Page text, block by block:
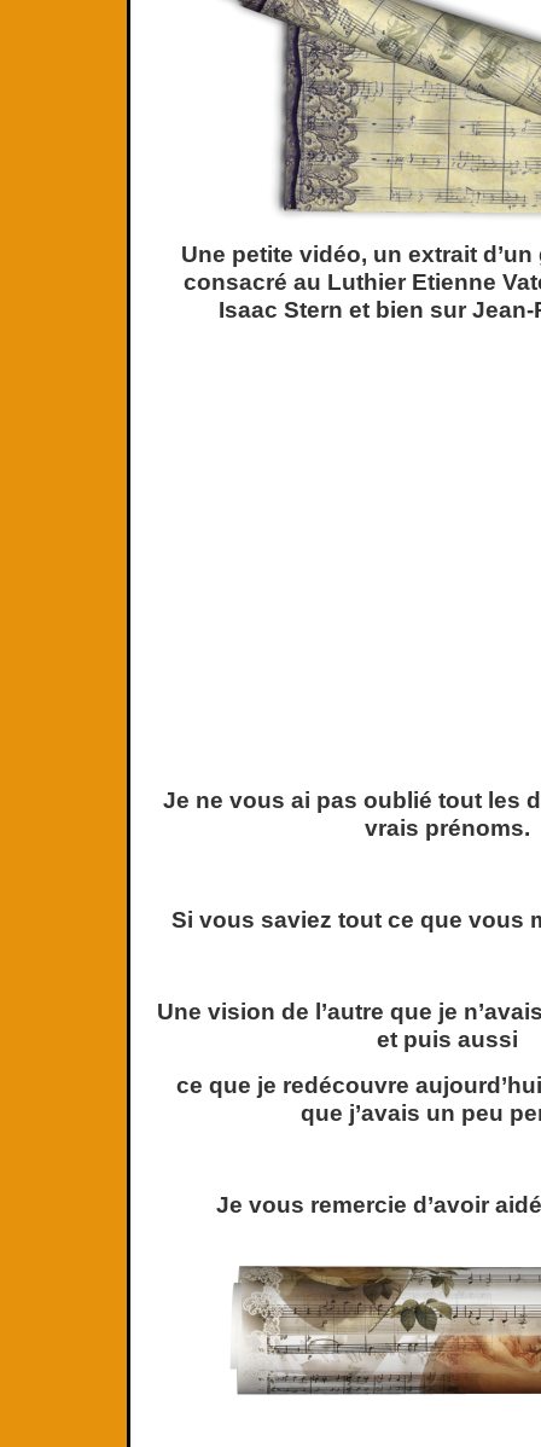
Une petite vidéo, un extrait
consacré au Luthier Etienne
Isaac Stern et bien sur Jean-
Je ne vous ai pas oublié tout les
vrais prénoms.
Si vous saviez tout ce que vous
Une vision de l’autre que je
et puis aussi
ce que je redécouvre
que j’avais un peu
Je vous remercie d’avoir